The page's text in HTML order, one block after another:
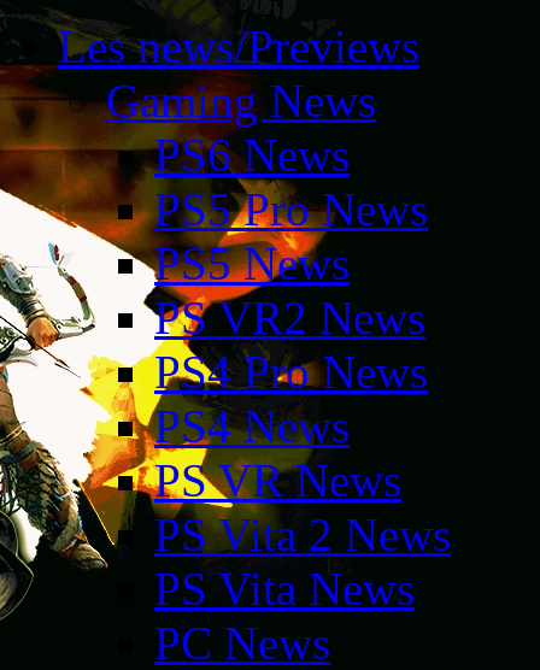
Les news/Previews
Gaming News
PS6 News
PS5 Pro News
PS5 News
PS VR2 News
PS4 Pro News
PS4 News
PS VR News
PS Vita 2 News
PS Vita News
PC News